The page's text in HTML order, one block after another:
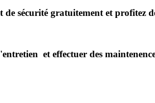
de sécurité gratuitement et profitez
et effectuer des